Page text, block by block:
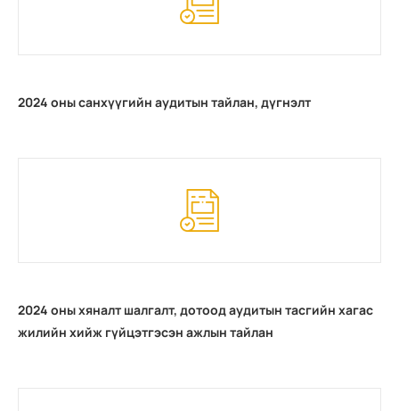
2024 оны санхүүгийн аудитын тайлан, дүгнэлт
2024 оны хяналт шалгалт, дотоод аудитын тасгийн хагас
жилийн хийж гүйцэтгэсэн ажлын тайлан